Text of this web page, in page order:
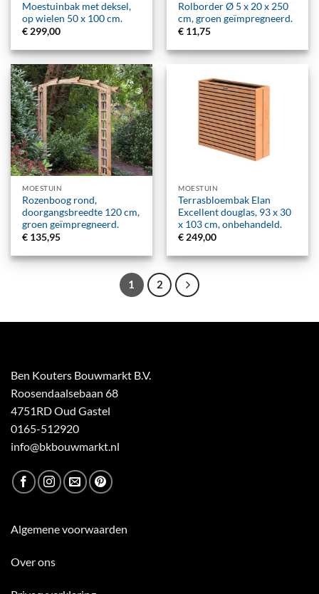
Moestuinbak met deksel,
op wielen 50 x 100 cm.
€ 299,00
Rolborder Ø 5 x 20 x 250
cm, groen geïmpregneerd.
€ 11,75
MOESTUIN
Rozenboog rond,
doorgangsbreedte 120 cm,
groen geïmpregneerd.
€ 135,95
MOESTUIN
Terrasbloembak Elan
Excellent douglas, 93 x 30
x 103 cm, onbehandeld.
€ 249,00
1 2
Ben Kouters Bouwmarkt B.V.
Roosendaalsebaan 68
4751RD Oud Gastel
0165-512920
info@bkbouwmarkt.nl
Algemene voorwaarden
Over ons